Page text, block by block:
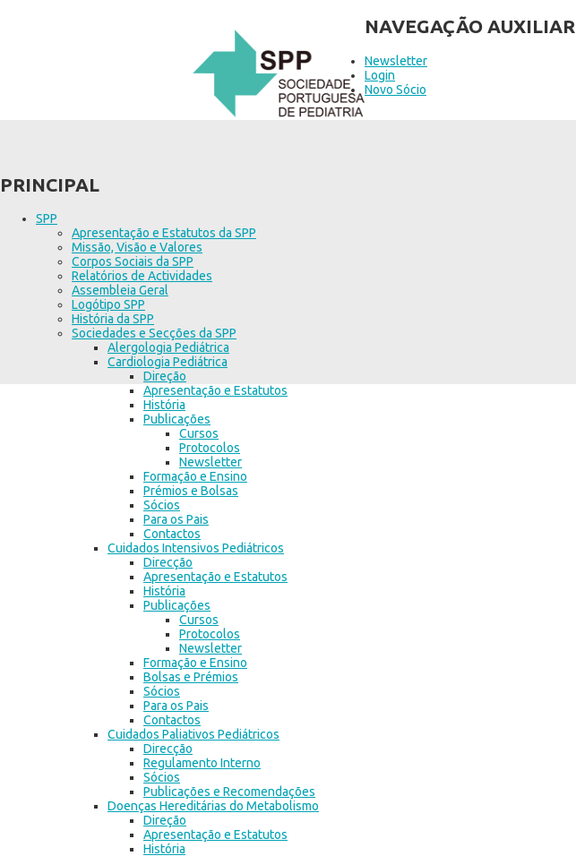
NAVEGAÇÃO AUXILIAR
Newsletter
Login
Novo Sócio
PRINCIPAL
SPP
Apresentação e Estatutos da SPP
Missão, Visão e Valores
Corpos Sociais da SPP
Relatórios de Actividades
Assembleia Geral
Logótipo SPP
História da SPP
Sociedades e Secções da SPP
Alergologia Pediátrica
Cardiologia Pediátrica
Direção
Apresentação e Estatutos
História
Publicações
Cursos
Protocolos
Newsletter
Formação e Ensino
Prémios e Bolsas
Sócios
Para os Pais
Contactos
Cuidados Intensivos Pediátricos
Direcção
Apresentação e Estatutos
História
Publicações
Cursos
Protocolos
Newsletter
Formação e Ensino
Bolsas e Prémios
Sócios
Para os Pais
Contactos
Cuidados Paliativos Pediátricos
Direcção
Regulamento Interno
Sócios
Publicações e Recomendações
Doenças Hereditárias do Metabolismo
Direção
Apresentação e Estatutos
História